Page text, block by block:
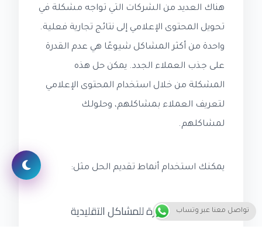
هناك العديد من الشركات التي تواجه مشكلة في
تحويل المحتوى الإعلامي إلى نتائج تجارية فعلية.
واحدة من أكثر المشاكل شيوعًا هي عدم القدرة
على جذب العملاء الجدد. يمكن حل هذه
المشكلة من خلال استخدام المحتوى الإعلامي
لتعريف العملاء بمشاكلهم، وحلولك
لمشاكلهم.
يمكنك استخدام أنماط تقديم الحل مثل:
تقديم حلول مبتكرة للمشاكل التقليدية
تواصل معنا عبر وتساب